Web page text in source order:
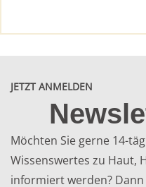
JETZT ANMELDEN
Möchten Sie gerne 14-
Wissenswertes zu Haut,
informiert werden?